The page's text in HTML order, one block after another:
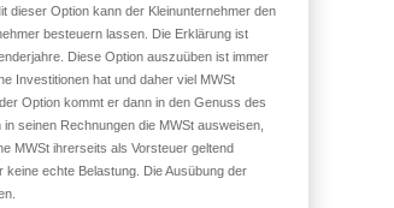
dieser Option kann der Kleinunternehmer den
besteuern lassen. Die Erklärung ist
Diese Option auszuüben ist immer
Investitionen hat und daher viel MWSt
Option kommt er dann in den Genuss des
seinen Rechnungen die MWSt ausweisen,
MWSt ihrerseits als Vorsteuer geltend
echte Belastung. Die Ausübung der